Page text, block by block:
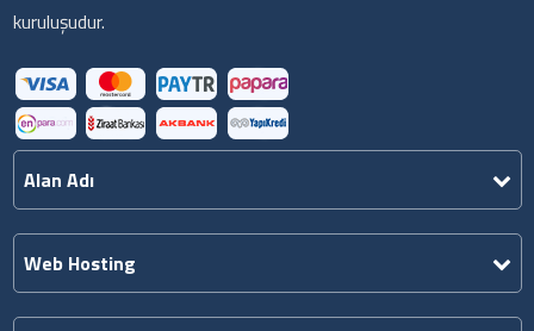
kuruluşudur.
Alan Adı
Web Hosting